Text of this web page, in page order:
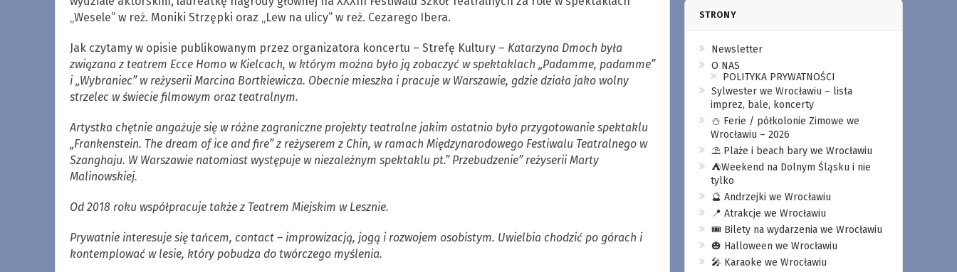
„Wesele” w reż. Moniki Strzępki oraz „Lew na ulicy” w reż. Cezarego Ibera.
Jak czytamy w opisie publikowanym przez organizatora koncertu – Strefę Kultury – Katarzyna Dmoch była
związana z teatrem Ecce Homo w Kielcach, w którym można było ją zobaczyć w spektaklach „Padamme, padamme”
i „Wybraniec” w reżyserii Marcina Bortkiewicza. Obecnie mieszka i pracuje w Warszawie, gdzie działa jako wolny
strzelec w świecie filmowym oraz teatralnym.
Artystka chętnie angażuje się w różne zagraniczne projekty teatralne jakim ostatnio było przygotowanie spektaklu
„Frankenstein. The dream of ice and fire” z reżyserem z Chin, w ramach Międzynarodowego Festiwalu Teatralnego w
Szanghaju. W Warszawie natomiast występuje w niezależnym spektaklu pt.” Przebudzenie” reżyserii Marty
Malinowskiej.
Od 2018 roku współpracuje także z Teatrem Miejskim w Lesznie.
Prywatnie interesuje się tańcem, contact – improwizacją, jogą i rozwojem osobistym. Uwielbia chodzić po górach i
kontemplować w lesie, który pobudza do twórczego myślenia.
STRONY
Newsletter
O NAS
POLITYKA PRYWATNOŚCI
Sylwester we Wrocławiu – lista
imprez, bale, koncerty
⛄️ Ferie / półkolonie Zimowe we
Wrocławiu – 2026
⛱️ Plaże i beach bary we Wrocławiu
⛺️Weekend na Dolnym Śląsku i nie
tylko
🔮 Andrzejki we Wrocławiu
📍 Atrakcje we Wrocławiu
🎟️ Bilety na wydarzenia we Wrocławiu
🎃 Halloween we Wrocławiu
🎤 Karaoke we Wrocławiu